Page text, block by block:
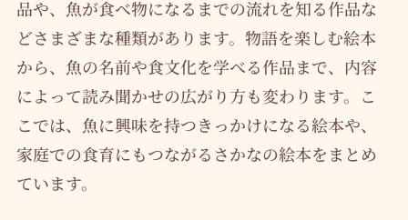
品や、魚が食べ物になるまでの流れを知る作品な
どさまざまな種類があります。物語を楽しむ絵本
から、魚の名前や食文化を学べる作品まで、内容
によって読み聞かせの広がり方も変わります。こ
こでは、魚に興味を持つきっかけになる絵本や、
家庭での食育にもつながるさかなの絵本をまとめ
ています。